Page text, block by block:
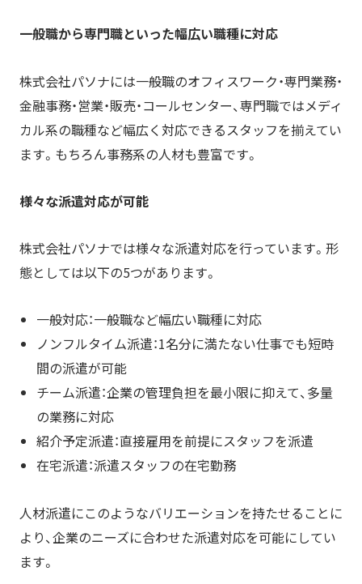
一般職から専門職といった幅広い職種に対応
株式会社パソナには一般職のオフィスワーク・専門業務・
金融事務・営業・販売・コールセンター、専門職ではメディ
カル系の職種など幅広く対応できるスタッフを揃えてい
ます。もちろん事務系の人材も豊富です。
様々な派遣対応が可能
株式会社パソナでは様々な派遣対応を行っています。形
態としては以下の5つがあります。
一般対応：一般職など幅広い職種に対応
ノンフルタイム派遣：1名分に満たない仕事でも短時
間の派遣が可能
チーム派遣：企業の管理負担を最小限に抑えて、多量
の業務に対応
紹介予定派遣：直接雇用を前提にスタッフを派遣
在宅派遣：派遣スタッフの在宅勤務
人材派遣にこのようなバリエーションを持たせることに
より、企業のニーズに合わせた派遣対応を可能にしてい
ます。